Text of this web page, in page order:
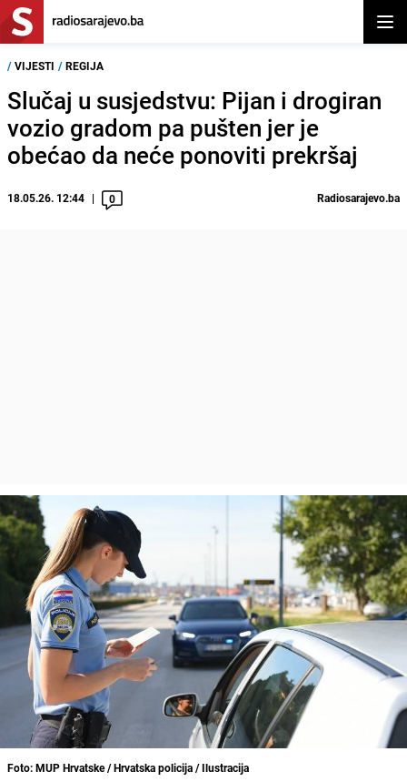
/ VIJESTI / REGIJA
Slučaj u susjedstvu: Pijan i drogiran
vozio gradom pa pušten jer je
obećao da neće ponoviti prekršaj
18.05.26. 12:44 0 Radiosarajevo.ba
Foto: MUP Hrvatske / Hrvatska policija / Ilustracija